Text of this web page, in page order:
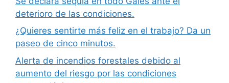
deterioro de las condiciones.
¿Quieres sentirte más feliz en el trabajo? Da un
paseo de cinco minutos.
Alerta de incendios forestales debido al
aumento del riesgo por las condiciones